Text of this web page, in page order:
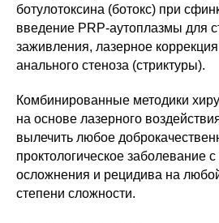
ботулотоксина (ботокс) при
введение PRP-аутоплазмы для
заживления, лазерное
анального стеноза (стриктуры).
Комбинированные методики
на основе лазерного
вылечить любое
проктологическое заболевание с
осложнения и рецидива на
степени сложности.